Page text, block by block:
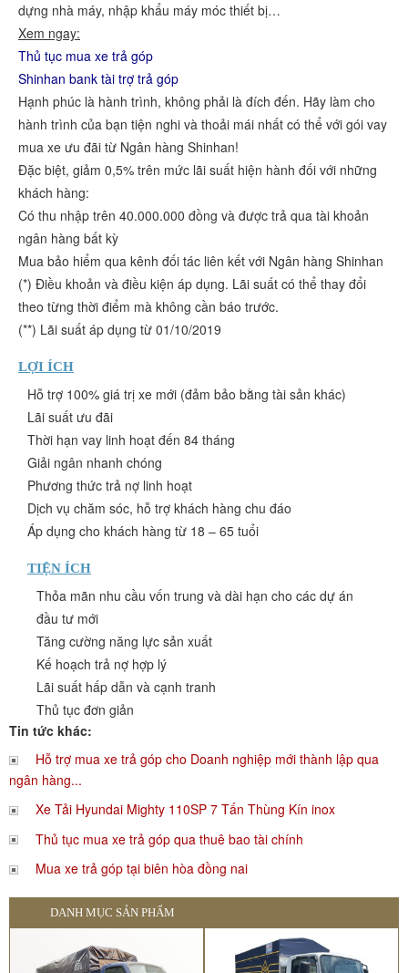
dựng nhà máy, nhập khẩu máy móc thiết bị…
Xem ngay:
Thủ tục mua xe trả góp
Shinhan bank tài trợ trả góp
Hạnh phúc là hành trình, không phải là đích đến. Hãy làm cho
hành trình của bạn tiện nghi và thoải mái nhất có thể với gói vay
mua xe ưu đãi từ Ngân hàng Shinhan!
Đặc biệt, giảm 0,5% trên mức lãi suất hiện hành đối với những
khách hàng:
Có thu nhập trên 40.000.000 đồng và được trả qua tài khoản
ngân hàng bất kỳ
Mua bảo hiểm qua kênh đối tác liên kết với Ngân hàng Shinhan
(*) Điều khoản và điều kiện áp dụng. Lãi suất có thể thay đổi
theo từng thời điểm mà không cần báo trước.
(**) Lãi suất áp dụng từ 01/10/2019
LỢI ÍCH
Hỗ trợ 100% giá trị xe mới (đảm bảo bằng tài sản khác)
Lãi suất ưu đãi
Thời hạn vay linh hoạt đến 84 tháng
Giải ngân nhanh chóng
Phương thức trả nợ linh hoạt
Dịch vụ chăm sóc, hỗ trợ khách hàng chu đáo
Áp dụng cho khách hàng từ 18 – 65 tuổi
TIỆN ÍCH
Thỏa mãn nhu cầu vốn trung và dài hạn cho các dự án
đầu tư mới
Tăng cường năng lực sản xuất
Kế hoạch trả nợ hợp lý
Lãi suất hấp dẫn và cạnh tranh
Thủ tục đơn giản
Tin tức khác:
Hỗ trợ mua xe trả góp cho Doanh nghiệp mới thành lập qua
ngân hàng...
Xe Tải Hyundai Mighty 110SP 7 Tấn Thùng Kín inox
Thủ tục mua xe trả góp qua thuê bao tài chính
Mua xe trả góp tại biên hòa đồng nai
DANH MỤC SẢN PHẨM